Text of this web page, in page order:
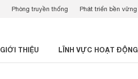
Phòng truyền thống Phát triển bền vững
GIỚI THIỆU LĨNH VỰC HOẠT ĐỘNG